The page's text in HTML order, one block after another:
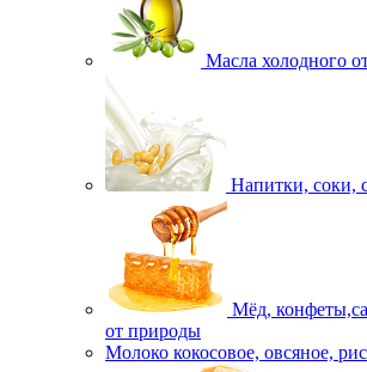
Масла холодного
Напитки, соки,
Мёд,
от природы
Молоко кокосовое, овсяное,